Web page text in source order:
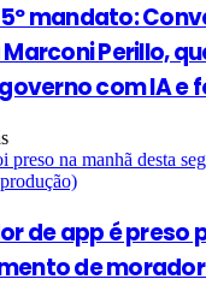
mandato:
Perillo,
com IA e
de app é preso
de